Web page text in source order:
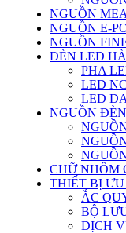
NGUỒN
NGUỒN E-
NGUỒN
ĐÈN LED
PHA
LED NC
LED
NGUỒN
CHỮ NHÔM
THIẾT BỊ
ẮC
BỘ
DỊCH